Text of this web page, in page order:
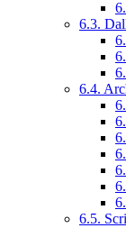
6.3.
6.4.
6.5.